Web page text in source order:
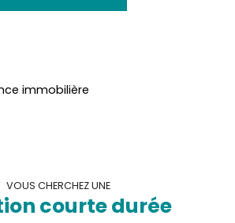
VOUS CHERCHEZ UNE
courte durée